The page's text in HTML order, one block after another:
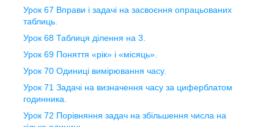
Урок 67 Вправи і задачі на засвоєння опрацьованих
таблиць.
Урок 68 Таблиця ділення на 3.
Урок 69 Поняття «рік» і «місяць».
Урок 70 Одиниці вимірювання часу.
Урок 71 Задачі на визначення часу за циферблатом
годинника.
Урок 72 Порівняння задач на збільшення числа на